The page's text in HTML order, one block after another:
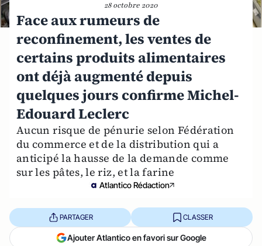
28 octobre 2020
Face aux rumeurs de
reconfinement, les ventes de
certains produits alimentaires
ont déjà augmenté depuis
quelques jours confirme Michel-
Edouard Leclerc
Aucun risque de pénurie selon Fédération
du commerce et de la distribution qui a
anticipé la hausse de la demande comme
sur les pâtes, le riz, et la farine
Atlantico Rédaction
PARTAGER CLASSER
Ajouter Atlantico en favori sur Google